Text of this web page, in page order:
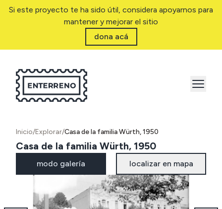
Si este proyecto te ha sido útil, considera apoyarnos para
mantener y mejorar el sitio
dona acá
Inicio/Explorar/Casa de la familia Würth, 1950
Casa de la familia Würth, 1950
modo galería localizar en mapa